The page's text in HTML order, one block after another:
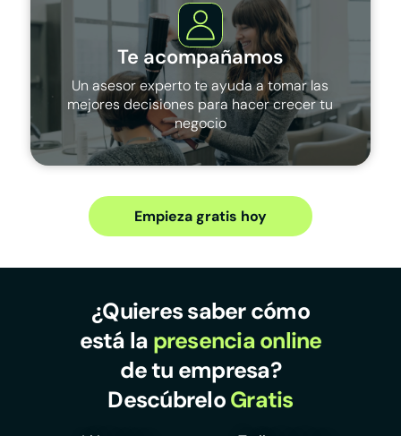
Te acompañamos
Un asesor experto te ayuda a tomar las
mejores decisiones para hacer crecer tu
negocio
Empieza gratis hoy
¿Quieres saber cómo
está la presencia online
de tu empresa?
DescúbreloGratis